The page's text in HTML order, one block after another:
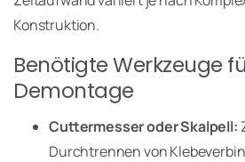
Konstruktion.
Benötigte Werkzeuge
Demontage
Cuttermesser oder Skalpell:
Durchtrennen von